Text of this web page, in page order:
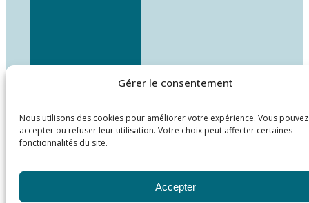
Gérer le consentement
Nous utilisons des cookies pour améliorer votre expérience. Vous pouvez
accepter ou refuser leur utilisation. Votre choix peut affecter certaines
fonctionnalités du site.
Accepter